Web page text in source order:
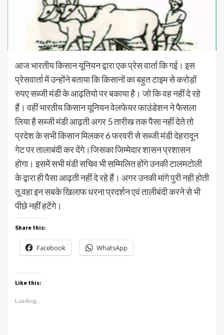
आज भारतीय किसान यूनियन द्वारा एक प्रेस वार्ता कि गई। इस
प्रेसवार्ता में उन्होंने बताया कि किसानों का बहुत टाइम से करोड़ों
रुपए सब्जी मंडी के आढ़तियो पर बकाया है। जो कि वह नहीं दे रहे
हैं। वहीं भारतीय किसान यूनियन वेलफेयर फाउंडेशन ने फैसला
लिया है सब्जी मंडी आढ़ती अगर 5 तारीख तक पैसा नहीं देते तो
प्रदेश के सभी किसान मिलकर 6 फरवरी से सब्जी मंडी देहरादून
गेट पर तालाबंदी कर देंगे।जिसका जिम्मेदार शासन प्रशासन
होगा। इसमें सभी मंडी सचिव भी सम्मिलित होंगे उनकी टालमटोली
के द्वारा ही पैसा आढ़ती नहीं दे रहे हैं। अगर उनकी मांगे पुरी नही होती
तू वहा इन सबके खिलाफ धरना प्रदर्शन एवं तालीबंदी करने से भी
पीछे नहीं हटेंगे।
Share this:
Facebook WhatsApp
Like this:
Loading...